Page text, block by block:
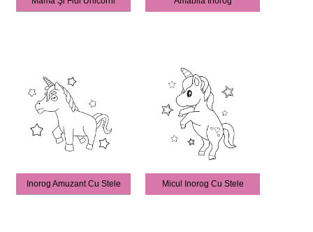
Inorog Amuzant Cu Stele Micul Inorog Cu Stele